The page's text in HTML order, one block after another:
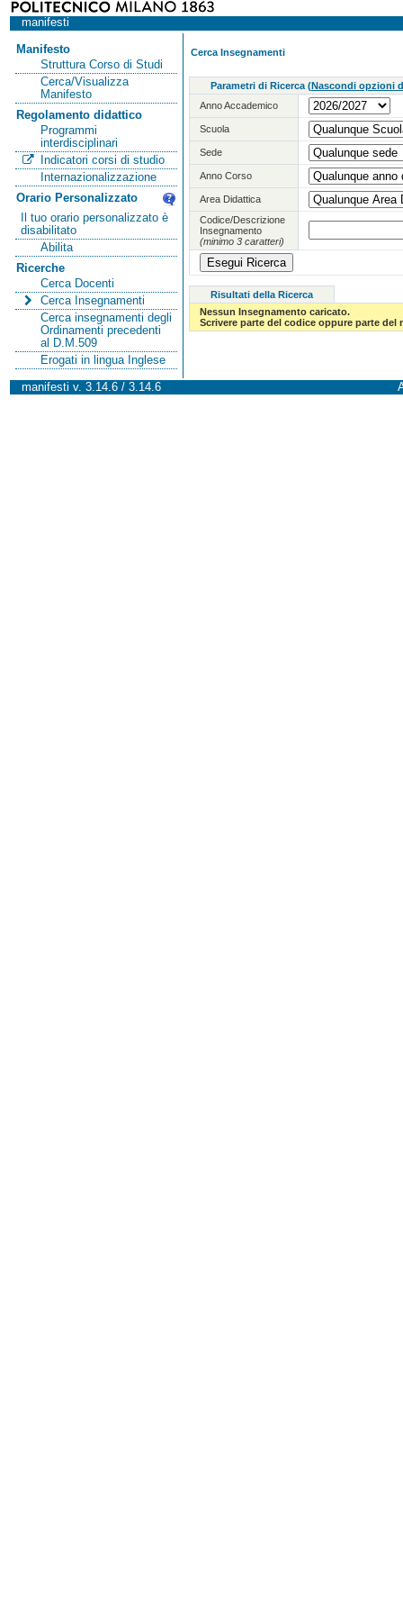
manifesti
Manifesto
Struttura Corso di Studi
Cerca/Visualizza
Manifesto
Regolamento didattico
Programmi
interdisciplinari
Indicatori corsi di studio
Internazionalizzazione
Orario Personalizzato
Il tuo orario personalizzato è
disabilitato
Abilita
Ricerche
Cerca Docenti
Cerca Insegnamenti
Cerca insegnamenti degli
Ordinamenti precedenti
al D.M.509
Erogati in lingua Inglese
Cerca Insegnamenti
Parametri di Ricerca (Nascondi opzioni
Anno Accademico
Scuola
Sede
Anno Corso
Area Didattica
Codice/Descrizione
Insegnamento
(minimo 3 caratteri)
Risultati della Ricerca
Nessun Insegnamento caricato.
Scrivere parte del codice oppure parte
manifesti v. 3.14.6 / 3.14.6